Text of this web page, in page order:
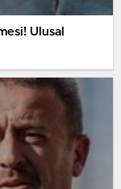
Ulusal